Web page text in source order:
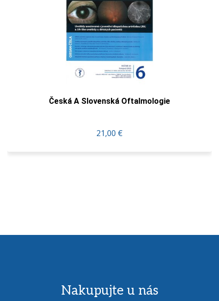
Česká A Slovenská Oftalmologie
21,00 €
Nakupujte u nás